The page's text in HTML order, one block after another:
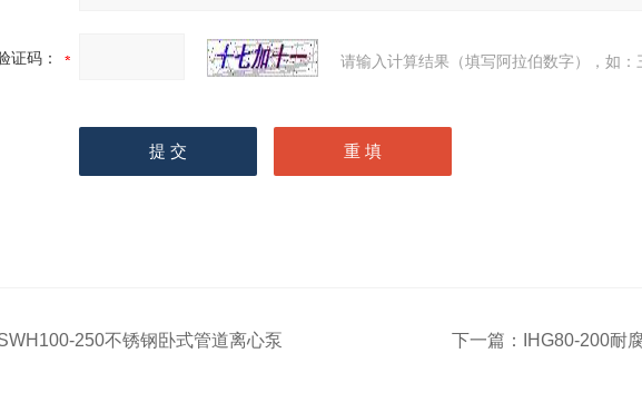
证码： 请输入计算结果（填写阿拉伯数字），如：
250不锈钢卧式管道离心泵 下一篇： IHG80-200耐